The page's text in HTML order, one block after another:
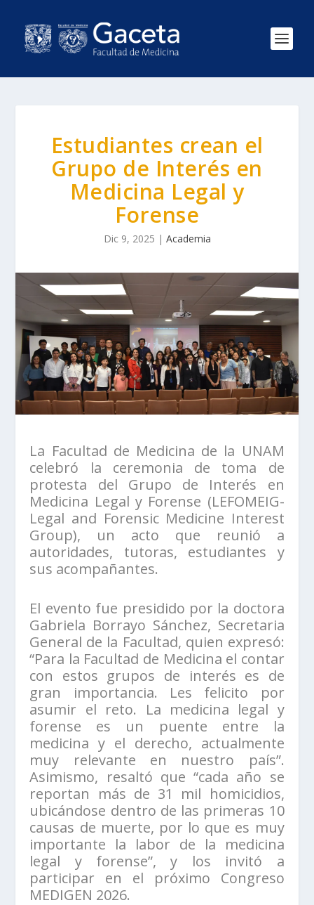
Estudiantes crean el
Grupo de Interés en
Medicina Legal y
Forense
Dic 9, 2025 | Academia
La Facultad de Medicina de la UNAM
celebró la ceremonia de toma de
protesta del Grupo de Interés en
Medicina Legal y Forense (LEFOMEIG-
Legal and Forensic Medicine Interest
Group), un acto que reunió a
autoridades, tutoras, estudiantes y
sus acompañantes.
El evento fue presidido por la doctora
Gabriela Borrayo Sánchez, Secretaria
General de la Facultad, quien expresó:
“Para la Facultad de Medicina el contar
con estos grupos de interés es de
gran importancia. Les felicito por
asumir el reto. La medicina legal y
forense es un puente entre la
medicina y el derecho, actualmente
muy relevante en nuestro país”.
Asimismo, resaltó que “cada año se
reportan más de 31 mil homicidios,
ubicándose dentro de las primeras 10
causas de muerte, por lo que es muy
importante la labor de la medicina
legal y forense”, y los invitó a
participar en el próximo Congreso
MEDIGEN 2026.